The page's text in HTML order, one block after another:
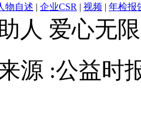
物自述 | 企业CSR | 视频 | 年检报
人 爱心无限
源 :公益时